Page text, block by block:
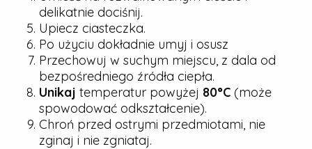
delikatnie dociśnij.
Upiecz ciasteczka.
Po użyciu dokładnie umyj i osusz
Przechowuj w suchym miejscu, z dala od
bezpośredniego źródła ciepła.
Unikaj temperatur powyżej 80°C (może
spowodować odkształcenie).
Chroń przed ostrymi przedmiotami, nie
zginaj i nie zgniataj.